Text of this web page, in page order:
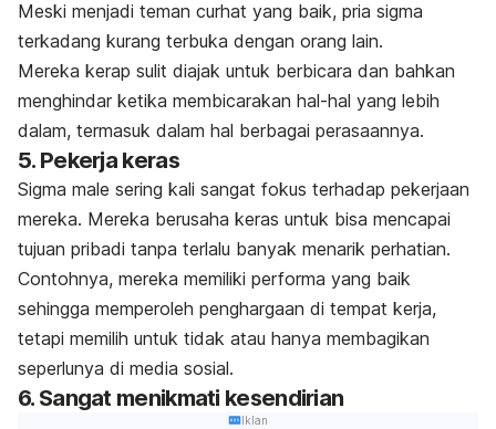
Meski menjadi teman curhat yang baik, pria sigma
terkadang kurang terbuka dengan orang lain.
Mereka kerap sulit diajak untuk berbicara dan bahkan
menghindar ketika membicarakan hal-hal yang lebih
dalam, termasuk dalam hal berbagai perasaannya.
5. Pekerja keras
Sigma male sering kali sangat fokus terhadap pekerjaan
mereka. Mereka berusaha keras untuk bisa mencapai
tujuan pribadi tanpa terlalu banyak menarik perhatian.
Contohnya, mereka memiliki performa yang baik
sehingga memperoleh penghargaan di tempat kerja,
tetapi memilih untuk tidak atau hanya membagikan
seperlunya di media sosial.
6. Sangat menikmati kesendirian
Iklan